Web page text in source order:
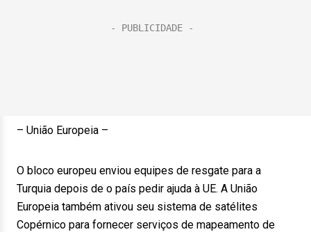
– União Europeia –
O bloco europeu enviou equipes de resgate para a
Turquia depois de o país pedir ajuda à UE. A União
Europeia também ativou seu sistema de satélites
Copérnico para fornecer serviços de mapeamento de